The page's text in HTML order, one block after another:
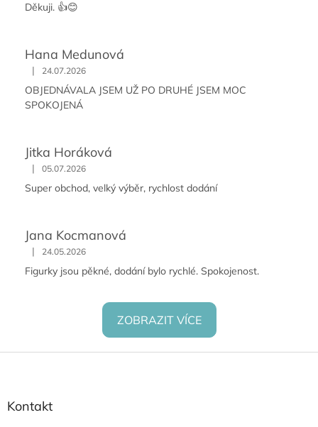
Děkuji. 👍😊
Hana Medunová
| 24.07.2026
OBJEDNÁVALA JSEM UŽ PO DRUHÉ JSEM MOC
SPOKOJENÁ
Jitka Horáková
| 05.07.2026
Super obchod, velký výběr, rychlost dodání
Jana Kocmanová
| 24.05.2026
Figurky jsou pěkné, dodání bylo rychlé. Spokojenost.
ZOBRAZIT VÍCE
Z
Kontakt